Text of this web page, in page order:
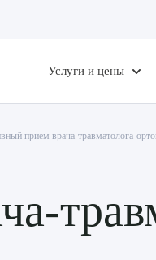
Услуги и цены
прием врача-травматолога-